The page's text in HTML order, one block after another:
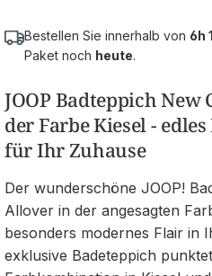
Bestellen Sie innerhalb von 6h
Paket noch heute.
JOOP Badteppich
der Farbe Kiesel -
für Ihr Zuhause
Der wunderschöne JOOP!
Allover in der angesagten
besonders modernes Flair in
exklusive Badeteppich